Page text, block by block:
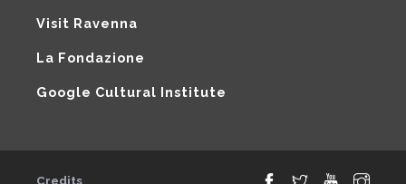
Visit Ravenna
La Fondazione
Google Cultural Institute
Credits